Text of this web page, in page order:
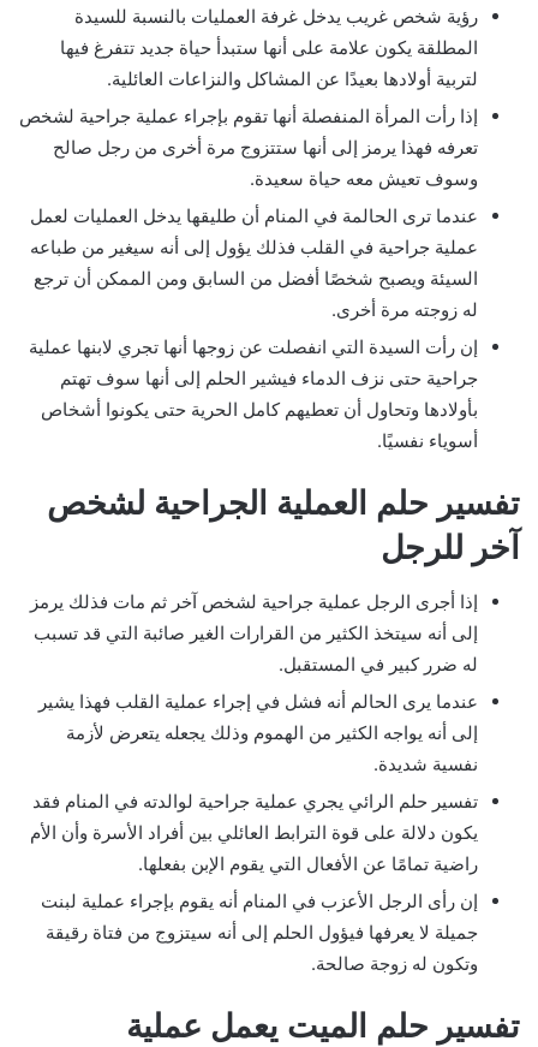
رؤية شخص غريب يدخل غرفة العمليات بالنسبة للسيدة
المطلقة يكون علامة على أنها ستبدأ حياة جديد تتفرغ فيها
لتربية أولادها بعيدًا عن المشاكل والنزاعات العائلية.
إذا رأت المرأة المنفصلة أنها تقوم بإجراء عملية جراحية لشخص
تعرفه فهذا يرمز إلى أنها ستتزوج مرة أخرى من رجل صالح
وسوف تعيش معه حياة سعيدة.
عندما ترى الحالمة في المنام أن طليقها يدخل العمليات لعمل
عملية جراحية في القلب فذلك يؤول إلى أنه سيغير من طباعه
السيئة ويصبح شخصًا أفضل من السابق ومن الممكن أن ترجع
له زوجته مرة أخرى.
إن رأت السيدة التي انفصلت عن زوجها أنها تجري لابنها عملية
جراحية حتى نزف الدماء فيشير الحلم إلى أنها سوف تهتم
بأولادها وتحاول أن تعطيهم كامل الحرية حتى يكونوا أشخاص
أسوياء نفسيًا.
تفسير حلم العملية الجراحية لشخص
آخر للرجل
إذا أجرى الرجل عملية جراحية لشخص آخر ثم مات فذلك يرمز
إلى أنه سيتخذ الكثير من القرارات الغير صائبة التي قد تسبب
له ضرر كبير في المستقبل.
عندما يرى الحالم أنه فشل في إجراء عملية القلب فهذا يشير
إلى أنه يواجه الكثير من الهموم وذلك يجعله يتعرض لأزمة
نفسية شديدة.
تفسير حلم الرائي يجري عملية جراحية لوالدته في المنام فقد
يكون دلالة على قوة الترابط العائلي بين أفراد الأسرة وأن الأم
راضية تمامًا عن الأفعال التي يقوم الإبن بفعلها.
إن رأى الرجل الأعزب في المنام أنه يقوم بإجراء عملية لبنت
جميلة لا يعرفها فيؤول الحلم إلى أنه سيتزوج من فتاة رقيقة
وتكون له زوجة صالحة.
تفسير حلم الميت يعمل عملية